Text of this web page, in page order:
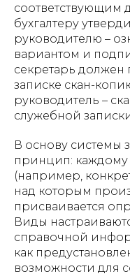
соответствующим
бухгалтеру
руководителю –
вариантом и
секретарь
записке скан-
руководитель –
служебной
В основу системы
принцип: каждому
(например,
над которым
присваивается
Виды
справочной
как
возможности для